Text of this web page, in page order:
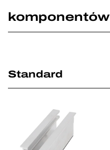
komponentów
Standard